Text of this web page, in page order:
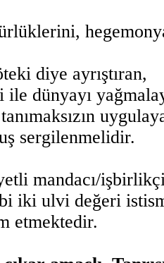
diye ayrıştıran,
dünyayı
sergilenmelidir.
mandacı/
iki ulvi değeri
etmektedir.